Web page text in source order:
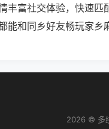
丰富社交体验，快速
能和同乡好友畅玩家乡
2026 © 多